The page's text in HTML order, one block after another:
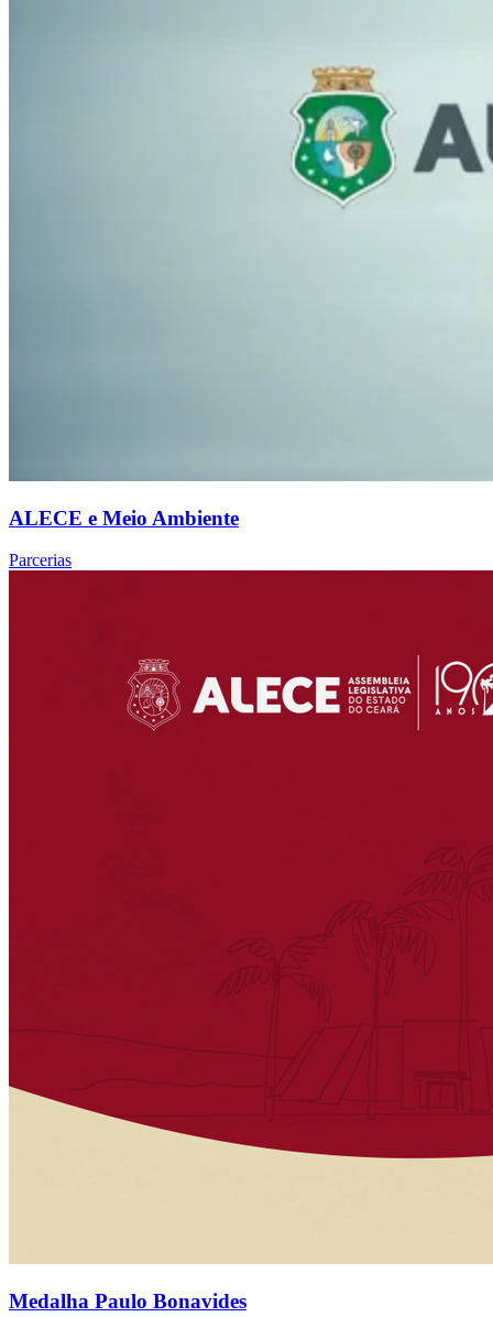
ALECE e Meio Ambiente
Parcerias
Medalha Paulo Bonavides